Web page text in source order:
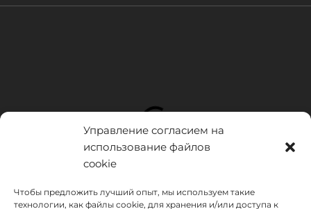
Управление согласием на
использование файлов
cookie
Чтобы предложить лучший опыт, мы используем такие
технологии, как файлы cookie, для хранения и/или доступа к